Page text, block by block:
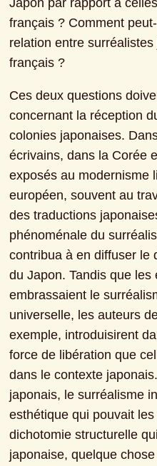
Japon par rapport à
français ? Comment
relation entre
français ?
Ces deux questions
concernant la réception
colonies japonaises.
écrivains, dans la Corée
exposés au modernisme
européen, souvent au
des traductions
phénoménale du
contribua à en diffuser le
du Japon. Tandis que les
embrassaient le
universelle, les auteurs
exemple, introduisirent
force de libération que
dans le contexte
japonais, le surréalisme
esthétique qui pouvait
dichotomie structurelle
japonaise, quelque